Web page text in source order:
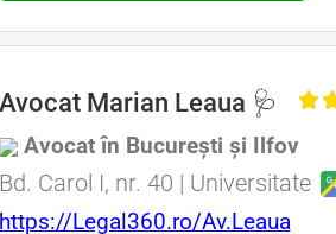
Avocat Marian Leaua 🩺
Avocat în București și Ilfov
Avocat Specializat în Drept Civil • Avocat Specializat în Dreptul Familiei • Avocat Specializat în Drept Medical • Avocat Specializat în Malpraxis Medical
Bd. Carol I, nr. 40 | Universitate
https://Legal360.ro/Av.Leaua